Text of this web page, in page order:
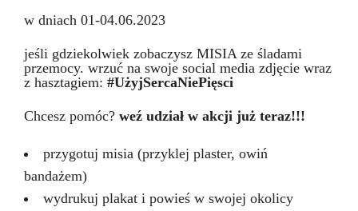
w dniach 01-04.06.2023
jeśli gdziekolwiek zobaczysz MISIA ze śladami
przemocy. wrzuć na swoje social media zdjęcie wraz
z hasztagiem: #UżyjSercaNiePięsci
Chcesz pomóc? weź udział w akcji już teraz!!!
przygotuj misia (przyklej plaster, owiń
bandażem)
wydrukuj plakat i powieś w swojej okolicy